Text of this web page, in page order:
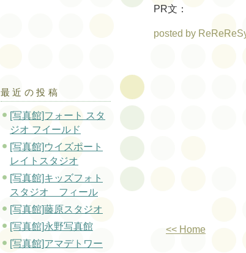
PR文：
posted by
<< Home
最近の投稿
[写真館]フォート スタ
ジオ フイールド
[写真館]ウイズポート
レイトスタジオ
[写真館]キッズフォト
スタジオ フィール
[写真館]藤原スタジオ
[写真館]永野写真館
[写真館]アマデトワー